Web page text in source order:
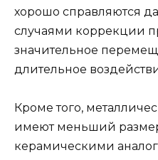
хорошо справляются
случаями коррекции
значительное
длительное
Кроме того,
имеют меньший
керамическими